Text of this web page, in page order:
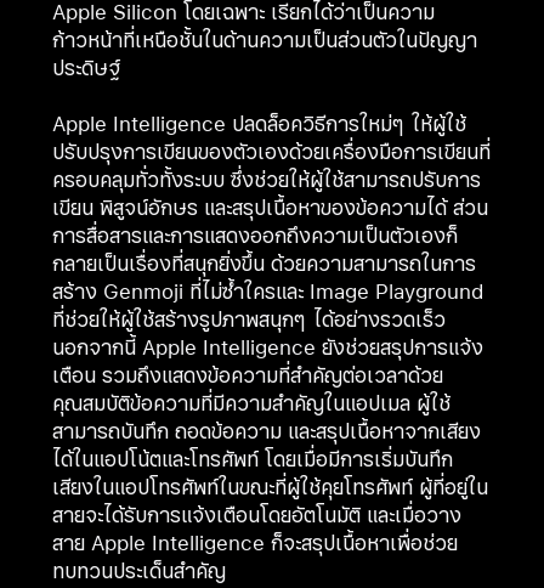
Apple Silicon โดยเฉพาะ เรียกได้ว่าเป็นความ
ก้าวหน้าที่เหนือชั้นในด้านความเป็นส่วนตัวในปัญญา
ประดิษฐ์
Apple Intelligence ปลดล็อควิธีการใหม่ๆ ให้ผู้ใช้
ปรับปรุงการเขียนของตัวเองด้วยเครื่องมือการเขียนที่
ครอบคลุมทั่วทั้งระบบ ซึ่งช่วยให้ผู้ใช้สามารถปรับการ
เขียน พิสูจน์อักษร และสรุปเนื้อหาของข้อความได้ ส่วน
การสื่อสารและการแสดงออกถึงความเป็นตัวเองก็
กลายเป็นเรื่องที่สนุกยิ่งขึ้น ด้วยความสามารถในการ
สร้าง Genmoji ที่ไม่ซ้ำใครและ Image Playground
ที่ช่วยให้ผู้ใช้สร้างรูปภาพสนุกๆ ได้อย่างรวดเร็ว
นอกจากนี้ Apple Intelligence ยังช่วยสรุปการแจ้ง
เตือน รวมถึงแสดงข้อความที่สำคัญต่อเวลาด้วย
คุณสมบัติข้อความที่มีความสำคัญในแอปเมล ผู้ใช้
สามารถบันทึก ถอดข้อความ และสรุปเนื้อหาจากเสียง
ได้ในแอปโน้ตและโทรศัพท์ โดยเมื่อมีการเริ่มบันทึก
เสียงในแอปโทรศัพท์ในขณะที่ผู้ใช้คุยโทรศัพท์ ผู้ที่อยู่ใน
สายจะได้รับการแจ้งเตือนโดยอัตโนมัติ และเมื่อวาง
สาย Apple Intelligence ก็จะสรุปเนื้อหาเพื่อช่วย
ทบทวนประเด็นสำคัญ